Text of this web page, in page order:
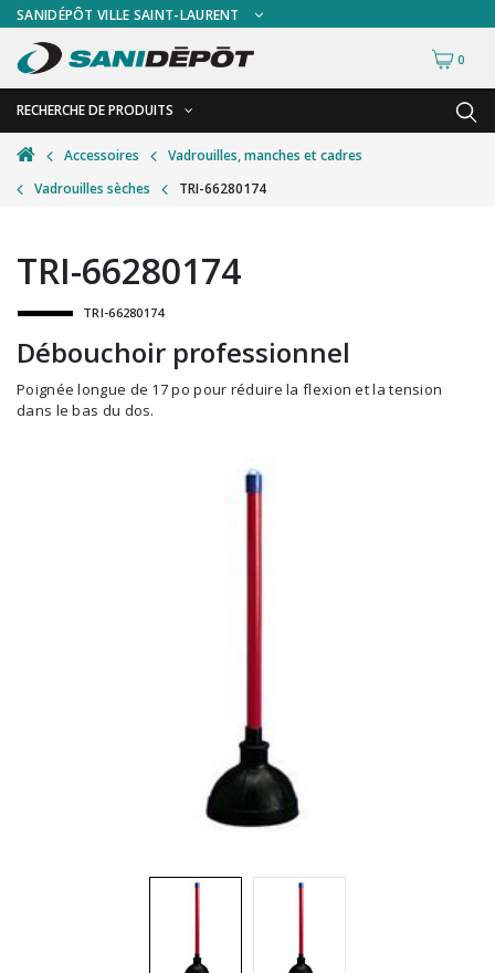
SANIDÉPÔT VILLE SAINT-LAURENT
0
RECHERCHE DE PRODUITS
RETOUR
Accessoires de sécurité
Accessoires pour le lavage de mur
Accessoires pour salles de bain
Alimentaire
Autres accessoires
Microfibres et linges divers
Seaux, essoreuses
RETOUR
Gants
Plexiglas
Signalisations
Test de diagnostic
Thermomètre
Accessoires
Vadrouilles, manches et cadres
Vadrouilles sèches
TRI-66280174
TRI-66280174
TRI-66280174
Débouchoir professionnel
Poignée longue de 17 po pour réduire la flexion et la tension
dans le bas du dos.